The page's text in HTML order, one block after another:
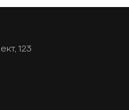
123